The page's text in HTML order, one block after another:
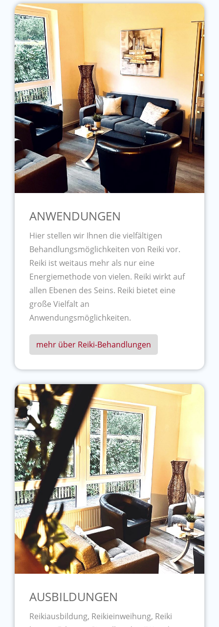
ANWENDUNGEN
Hier stellen wir Ihnen die vielfältigen
Behandlungsmöglichkeiten von Reiki vor.
Reiki ist weitaus mehr als nur eine
Energiemethode von vielen. Reiki wirkt auf
allen Ebenen des Seins. Reiki bietet eine
große Vielfalt an
Anwendungsmöglichkeiten.
mehr über Reiki-Behandlungen
AUSBILDUNGEN
Reikiausbildung, Reikieinweihung, Reiki